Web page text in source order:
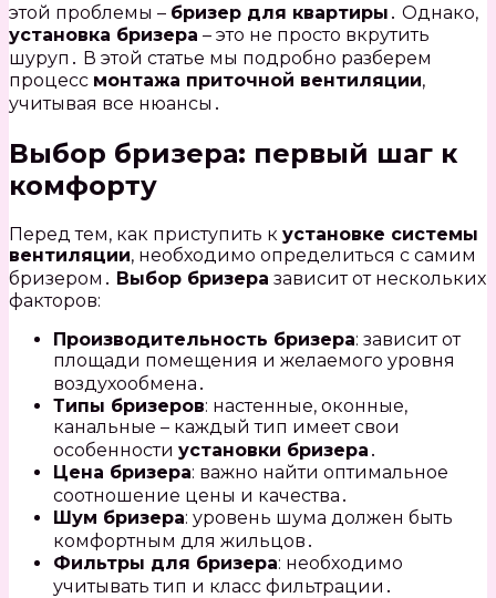
этой проблемы – бризер для квартиры ․ Однако,
установка бризера – это не просто вкрутить
шуруп․ В этой статье мы подробно разберем
процесс монтажа приточной вентиляции,
учитывая все нюансы․
Выбор бризера: первый шаг к
комфорту
Перед тем, как приступить к установке системы
вентиляции, необходимо определиться с самим
бризером․ Выбор бризера зависит от нескольких
факторов:
Производительность бризера: зависит от
площади помещения и желаемого уровня
воздухообмена․
Типы бризеров: настенные, оконные,
канальные – каждый тип имеет свои
особенности установки бризера ․
Цена бризера: важно найти оптимальное
соотношение цены и качества․
Шум бризера: уровень шума должен быть
комфортным для жильцов․
Фильтры для бризера: необходимо
учитывать тип и класс фильтрации․